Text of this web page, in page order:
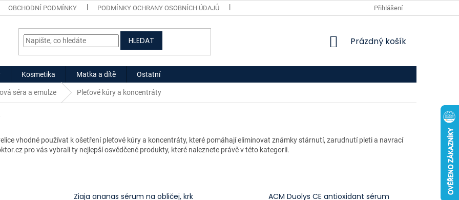
OBCHODNÍ PODMÍNKY PODMÍNKY OCHRANY OSOBNÍCH ÚDAJŮ Přihlášení
HLEDAT
NÁKUPNÍ
Prázdný košík
Kosmetika Matka a dítě Ostatní
séra a emulze Pleťové kúry a koncentráty
vhodné používat k ošetření pleťové kúry a koncentráty, které pomáhají eliminovat známky stárnutí, zarudnutí pleti a navrací
pro vás vybrali ty nejlepší osvědčené produkty, které naleznete právě v této kategorii.
Ziaja ananas sérum na obličej, krk
ACM Duolys CE antioxidant sérum